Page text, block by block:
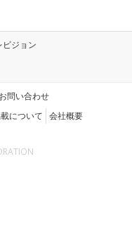
ビジョン
お問い合わせ
について 会社概要